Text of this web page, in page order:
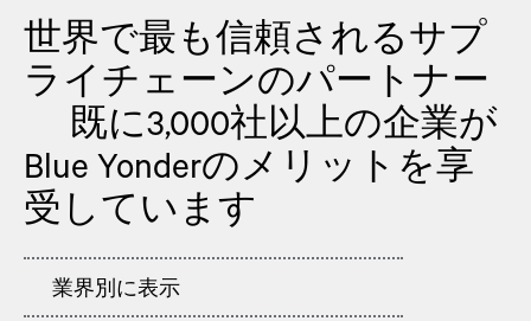
世界で最も信頼されるサプ
ライチェーンのパートナー
既に3,000社以上の企業が
Blue Yonderのメリットを享
受しています
業界別に表示